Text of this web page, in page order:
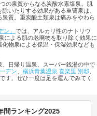
の泉質からなる炭酸水素塩泉。肌
いたりする効果がある重曹泉は、
質。重炭酸土類泉は痛みをやわら
ン」 では、アルカリ性のナトリウ
による肌の老廃物を取り除く効果に
物泉による保温・保湿効果なども
日帰り温泉、スーパー銭湯の中で
デン、 横浜青葉温泉 喜楽里 別邸、
す。ぜひ一度は足を運んでみてく
間ランキング2025